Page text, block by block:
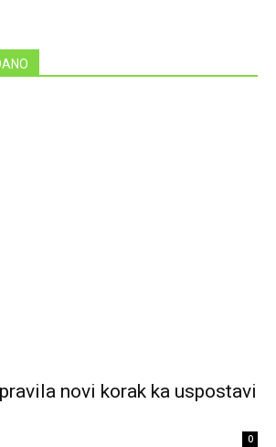
novi korak ka uspostavi
0